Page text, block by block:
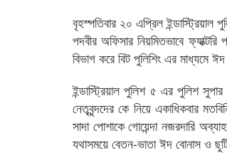
বৃহস্পতিবার ২০ এপ্রিল
পদবীর অফিসার নিয়মিতভাবে
বিভাগ করে বিট পুলিশিং এর মাধ্যমে
ইন্ডাস্ট্রিয়াল পুলিশ ৫ এর পুলিশ সুপার
নেতৃবৃন্দদের কে নিয়ে একাধিকবার
সাদা পোশাকে গোয়েন্দা নজরদারি
যথাসময়ে বেতন-ভাতা ঈদ বোনাস ও